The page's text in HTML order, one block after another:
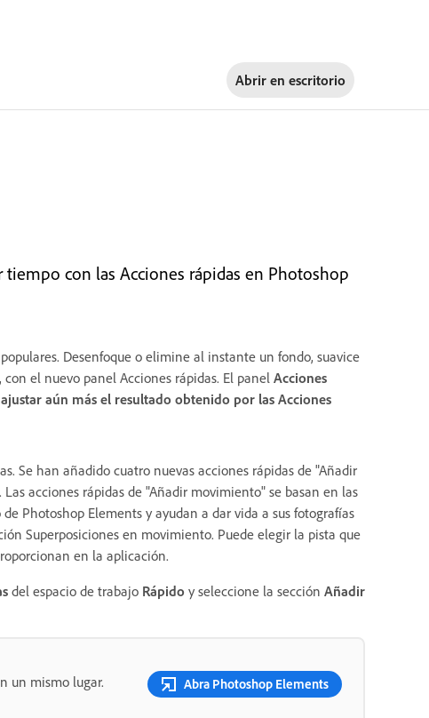
Abrir en escritorio
con las Acciones rápidas en Photoshop
Desenfoque o elimine al instante un fondo, suavice
el nuevo panel Acciones rápidas. El panel Acciones
ajustar aún más el resultado obtenido por lasAcciones
Se han añadido cuatro nuevas acciones rápidas de "Añadir
acciones rápidas de "Añadir movimiento" se basan en las
Photoshop Elements y ayudan a dar vida a sus fotografías
Superposiciones en movimiento. Puede elegir la pista que
en la aplicación.
del espacio de trabajo Rápido y seleccione la sección Añadir
un mismo lugar.
Abra Photoshop Elements